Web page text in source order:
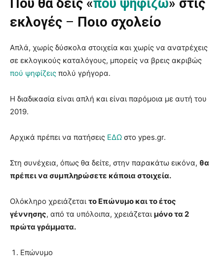
Πού θα δεις «πού ψηφίζω» στις
εκλογές – Ποιο σχολείο
Απλά, χωρίς δύσκολα στοιχεία και χωρίς να ανατρέχεις
σε εκλογικούς καταλόγους, μπορείς να βρεις ακριβώς
πού ψηφίζεις πολύ γρήγορα.
Η διαδικασία είναι απλή και είναι παρόμοια με αυτή του
2019.
Αρχικά πρέπει να πατήσεις ΕΔΩ στο ypes.gr.
Στη συνέχεια, όπως θα δείτε, στην παρακάτω εικόνα, θα
πρέπει να συμπληρώσετε κάποια στοιχεία.
Ολόκληρο χρειάζεται το Επώνυμο και το έτος
γέννησης, από τα υπόλοιπα, χρειάζεται μόνο τα 2
πρώτα γράμματα.
Επώνυμο